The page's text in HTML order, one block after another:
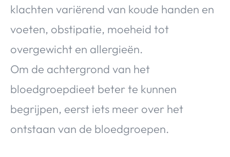
klachten variërend van koude handen en
voeten, obstipatie, moeheid tot
overgewicht en allergieën.
Om de achtergrond van het
bloedgroepdieet beter te kunnen
begrijpen, eerst iets meer over het
ontstaan van de bloedgroepen.